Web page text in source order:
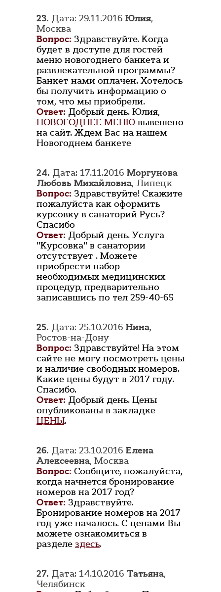
23. Дата: 29.11.2016 Юлия,
Москва
Вопрос: Здравствуйте. Когда
будет в доступе для гостей
меню новогоднего банкета и
развлекательной программы?
Банкет нами оплачен. Хотелось
бы получить информацию о
том, что мы приобрели.
Ответ: Добрый день. Юлия,
НОВОГОДНЕЕ МЕНЮ вывешено
на сайт. Ждем Вас на нашем
Новогоднем банкете
24. Дата: 17.11.2016 Моргунова
Любовь Михайловна, Липецк
Вопрос: Здравствуйте! Скажите
пожалуйста как оформить
курсовку в санаторий Русь?
Спасибо
Ответ: Добрый день. Услуга
"Курсовка" в санатории
отсутствует . Можете
приобрести набор
необходимых медицинских
процедур, предварительно
записавшись по тел 259-40-65
25. Дата: 25.10.2016 Нина,
Ростов-на-Дону
Вопрос: Здравствуйте! На этом
сайте не могу посмотреть цены
и наличие свободных номеров.
Какие цены будут в 2017 году.
Спасибо.
Ответ: Добрый день. Цены
опубликованы в закладке
ЦЕНЫ.
26. Дата: 23.10.2016 Елена
Алексеевна, Москва
Вопрос: Сообщите, пожалуйста,
когда начнется бронирование
номеров на 2017 год?
Ответ: Здравствуйте.
Бронирование номеров на 2017
год уже началось. С ценами Вы
можете ознакомиться в
разделе здесь.
27. Дата: 14.10.2016 Татьяна,
Челябинск